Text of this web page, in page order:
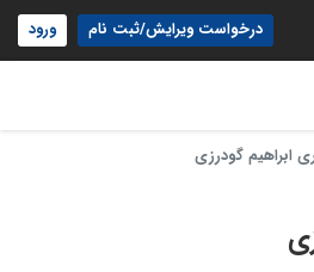
درخواست ویرایش/ثبت نام ورود
ابراهیم گودرزی